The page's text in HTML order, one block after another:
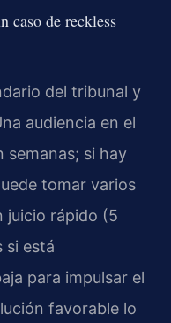
caso de reckless
del tribunal y
audiencia en el
semanas; si hay
tomar varios
juicio rápido (5
si está
para impulsar el
favorable lo